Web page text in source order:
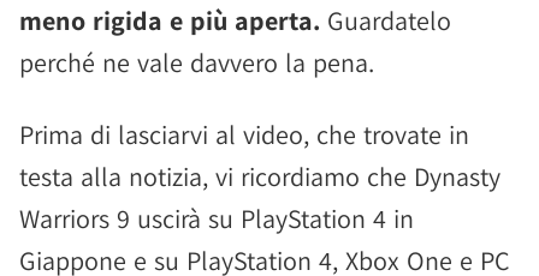
meno rigida e più aperta. Guardatelo
perché ne vale davvero la pena.
Prima di lasciarvi al video, che trovate in
testa alla notizia, vi ricordiamo che Dynasty
Warriors 9 uscirà su PlayStation 4 in
Giappone e su PlayStation 4, Xbox One e PC